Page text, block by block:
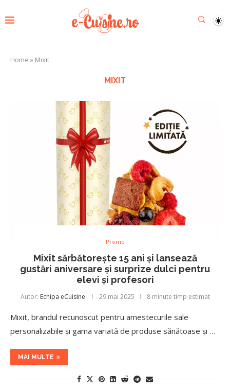
Home » Mixit
MIXIT
Promo
Mixit sărbătorește 15 ani și lansează
gustări aniversare și surprize dulci pentru
elevi și profesori
Autor: Echipa eCuisine 29 mai 2025 8 minute timp estimat
Mixit, brandul recunoscut pentru amestecurile sale
personalizabile și gama variată de produse sănătoase și …
MAI MULTE